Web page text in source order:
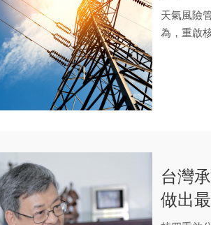
天氣風險
為，重啟
台灣
做出